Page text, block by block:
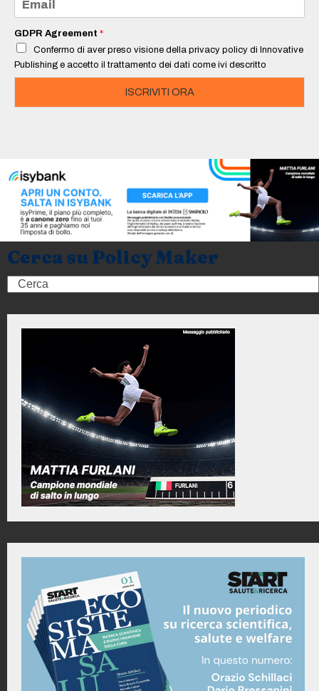
a
i
*
GDPR Agreement *
Confermo di aver preso visione della privacy policy di Innovative
Publishing e accetto il trattamento dei dati come ivi descritto
ISCRIVITI ORA
Cerca su Policy Maker
Search